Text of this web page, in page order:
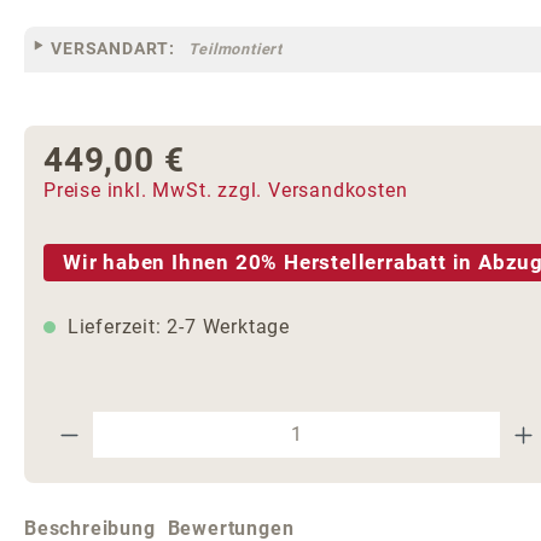
VERSANDART: Teilmontiert
Regulärer Preis:
449,00 €
Preise inkl. MwSt. zzgl. Versandkosten
Wir haben Ihnen 20% Herstellerrabatt in
Lieferzeit: 2-7 Werktage
Produkt Anzahl: Gib den
Beschreibung Bewertungen